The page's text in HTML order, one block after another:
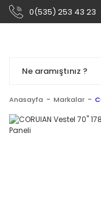
0(535) 253 43 23
Anasayfa Markalar